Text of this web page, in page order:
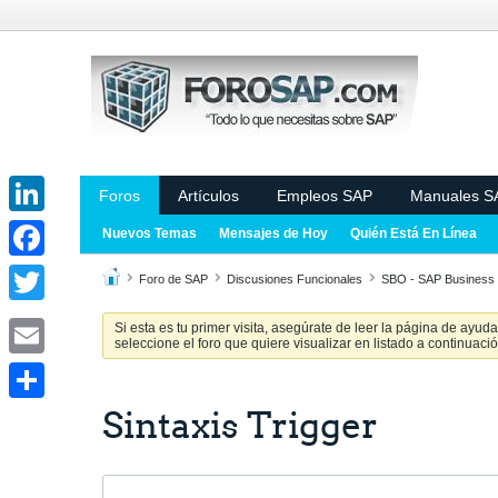
Foros Artículos Empleos SAP Manuales
Nuevos Temas Mensajes de Hoy Quién Está En Línea
Foro de SAP Discusiones Funcionales SBO - SAP Business
Si esta es tu primer visita, asegúrate de leer la página de ayuda
seleccione el foro que quiere visualizar en listado a
Sintaxis Trigger
LinkedIn
Facebook
Twitter
Email